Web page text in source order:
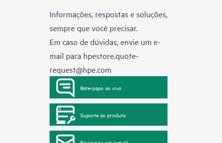
Informações, respostas e soluções,
sempre que você precisar.
Em caso de dúvidas, envie um e-
mail para hpestore.quote-
request@hpe.com
Bate-papo ao vivo
Suporte ao produto